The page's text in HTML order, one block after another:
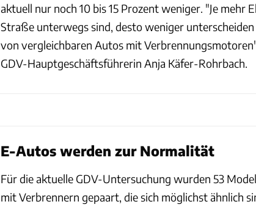
aktuell nur noch 10 bis 15 Prozent weniger. "Je mehr
Straße unterwegs sind, desto weniger unterscheiden
von vergleichbaren Autos mit
GDV-Hauptgeschäftsführerin Anja Käfer-Rohrbach.
E-Autos werden zur Normalität
Für die aktuelle GDV-Untersuchung wurden 53
mit Verbrennern gepaart, die sich möglichst ähnlich